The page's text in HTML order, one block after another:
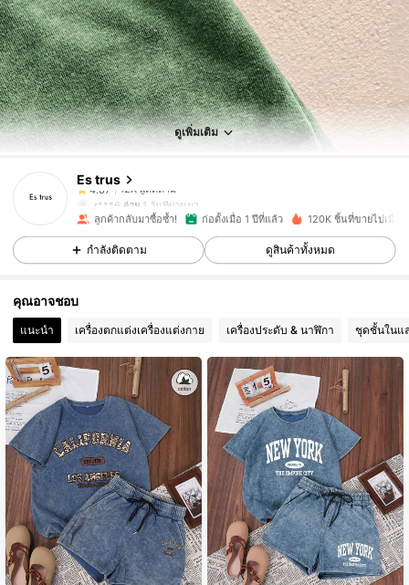
ดูเพิ่มเติม
Es trus
4.87 12K ผู้ติดตาม
4.87 12K ผู้ติดตาม
4.87
12K ผู้ติดตาม
r***6
จ่าย1 วันที่ผ่านมา
4.87
4.87 12K ผู้ติดตาม
4.87 12K ผู้ติดตาม
4.87 12K ผู้ติดตาม
4.87 12K ผู้ติดตาม
ลูกค้ากลับมาซื้อซ้ำ! ก่อตั้งเมื่อ 1 ปีที่แล้ว 120K ชิ้นที่ขายไปเมื่อเ
กำลังติดตาม ดูสินค้าทั้งหมด
คุณอาจชอบ
แนะนำ เครื่องตกแต่งเครื่องแต่งกาย เครื่องประดับ & นาฬิกา ชุดชั้นในแ